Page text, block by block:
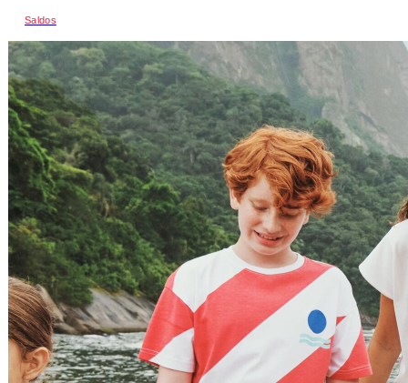
Saldos